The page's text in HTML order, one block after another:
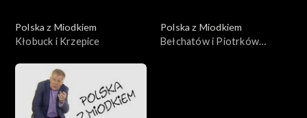
Polska z Miodkiem
Kłobuck i Krzepice
Polska z Miodkiem
Bełchatów i Piotrków